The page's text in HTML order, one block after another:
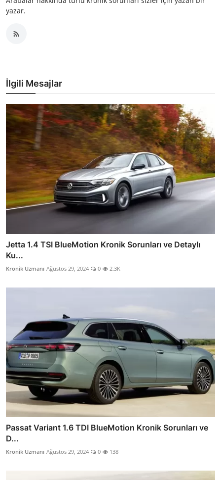
yazar.
İlgili Mesajlar
Jetta 1.4 TSI BlueMotion Kronik Sorunları ve Detaylı
Ku...
Kronik Uzmanı Ağustos 29, 2024 0 2.3K
Passat Variant 1.6 TDI BlueMotion Kronik Sorunları ve
D...
Kronik Uzmanı Ağustos 29, 2024 0 138